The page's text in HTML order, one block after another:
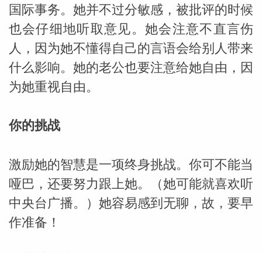
网_苏珊
米勒
国际事务。她并不过分敏感，被批评的时候
也会仔细地听取意见。她会注意不直言伤
人，因为她不懂得自己的言语会给别人带来
什么影响。她的老公也要注意给她自由，因
为她重视自由。
你的挑战
激励她的智慧是一项终身挑战。你可不能当
哑巴，还要努力跟上她。（她可能就喜欢听
中央台广播。）她容易感到无聊，故，要早
作准备！